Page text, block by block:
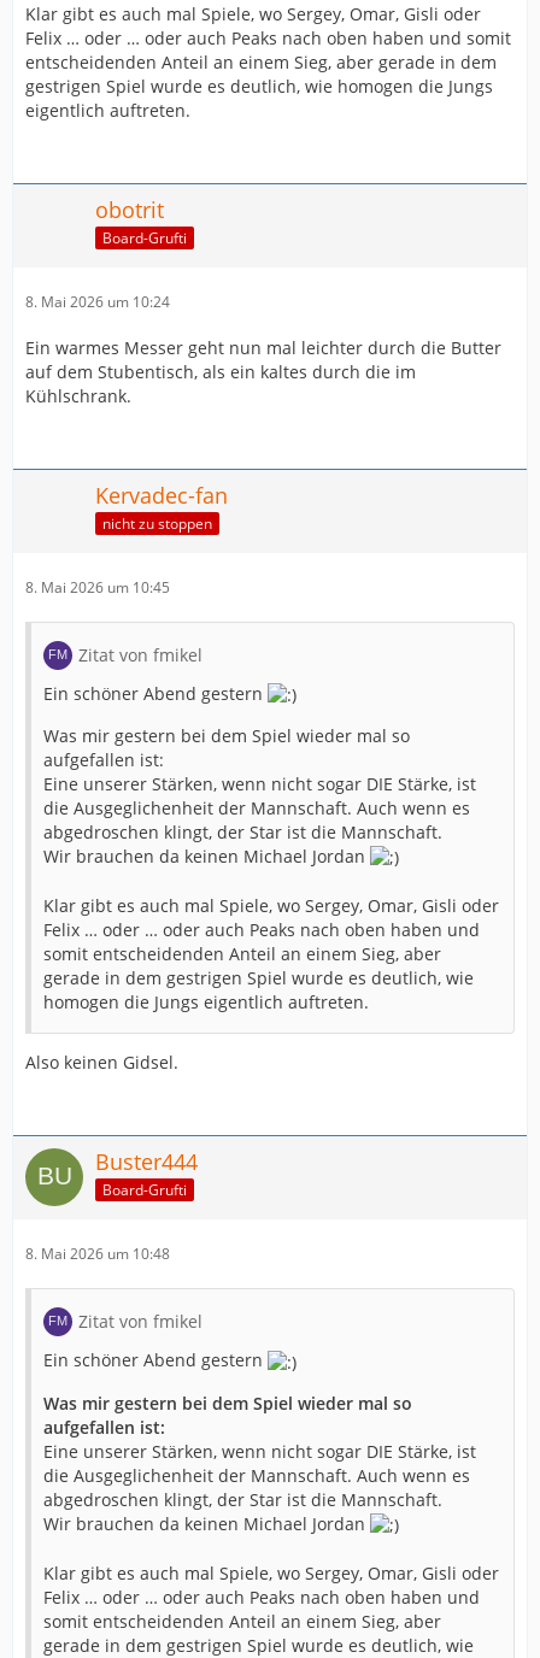
Klar gibt es auch mal Spiele, wo Sergey, Omar, Gisli oder
Felix … oder … oder auch Peaks nach oben haben und somit
entscheidenden Anteil an einem Sieg, aber gerade in dem
gestrigen Spiel wurde es deutlich, wie homogen die Jungs
eigentlich auftreten.
obotrit
Board-Grufti
8. Mai 2026 um 10:24
Ein warmes Messer geht nun mal leichter durch die Butter
auf dem Stubentisch, als ein kaltes durch die im
Kühlschrank.
Kervadec-fan
nicht zu stoppen
8. Mai 2026 um 10:45
Zitat von fmikel
Ein schöner Abend gestern
Was mir gestern bei dem Spiel wieder mal so
aufgefallen ist:
Eine unserer Stärken, wenn nicht sogar DIE Stärke, ist
die Ausgeglichenheit der Mannschaft. Auch wenn es
abgedroschen klingt, der Star ist die Mannschaft.
Wir brauchen da keinen Michael Jordan
Klar gibt es auch mal Spiele, wo Sergey, Omar, Gisli oder
Felix … oder … oder auch Peaks nach oben haben und
somit entscheidenden Anteil an einem Sieg, aber
gerade in dem gestrigen Spiel wurde es deutlich, wie
homogen die Jungs eigentlich auftreten.
Also keinen Gidsel.
Buster444
Board-Grufti
8. Mai 2026 um 10:48
Zitat von fmikel
Ein schöner Abend gestern
Was mir gestern bei dem Spiel wieder mal so
aufgefallen ist:
Eine unserer Stärken, wenn nicht sogar DIE Stärke, ist
die Ausgeglichenheit der Mannschaft. Auch wenn es
abgedroschen klingt, der Star ist die Mannschaft.
Wir brauchen da keinen Michael Jordan
Klar gibt es auch mal Spiele, wo Sergey, Omar, Gisli oder
Felix … oder … oder auch Peaks nach oben haben und
somit entscheidenden Anteil an einem Sieg, aber
gerade in dem gestrigen Spiel wurde es deutlich, wie